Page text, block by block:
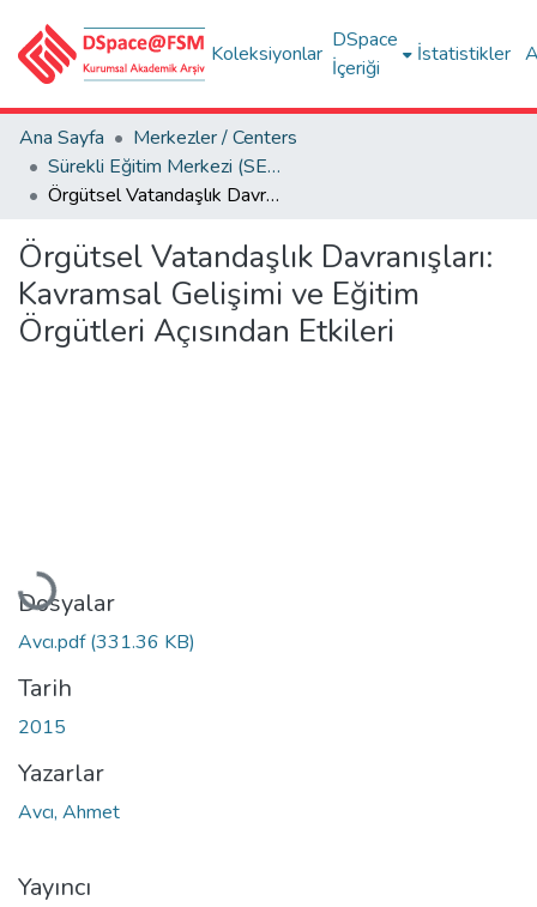
Koleksiyonlar
DSpace
İçeriği
İstatistikler
Ana Sayfa
Merkezler / Centers
Sürekli Eğitim Merkezi (SEM)
Örgütsel Vatandaşlık Davranışları: Kavramsal Gelişimi ve Eğitim Örgütleri Açısından Etkileri
Örgütsel Vatandaşlık Davranışları:
Kavramsal Gelişimi ve Eğitim
Örgütleri Açısından Etkileri
Yükleniyor...
Dosyalar
Avcı.pdf(331.36 KB)
Tarih
2015
Yazarlar
Avcı, Ahmet
Yayıncı